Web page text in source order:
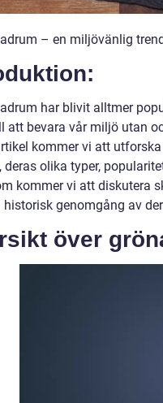
– en miljövänlig
har blivit alltmer
att bevara vår miljö utan
kommer vi att
deras olika typer,
kommer vi att diskutera
historisk genomgång av
över